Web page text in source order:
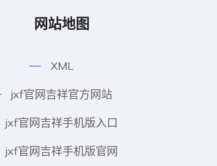
网站地图
XML
jxf官网吉祥官方网站
jxf官网吉祥手机版入口
jxf官网吉祥手机版官网